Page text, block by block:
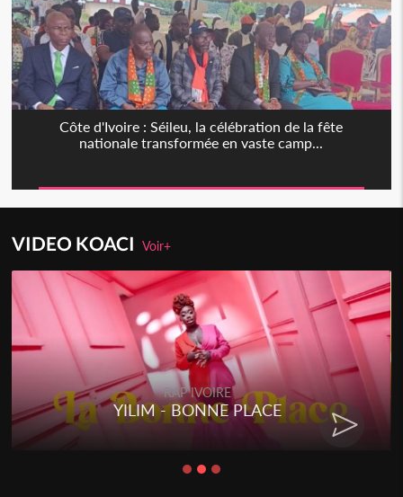
Côte d'Ivoire : Séileu, la célébration de la fête
nationale transformée en vaste camp...
VIDEO KOACIVoir+
RAP IVOIRE
YILIM - BONNE PLACE